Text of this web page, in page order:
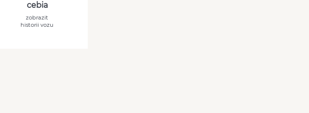
cebia
zobrazit
historii vozu